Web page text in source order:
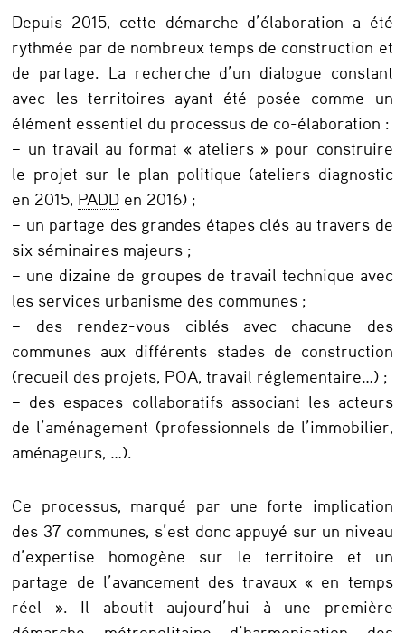
p
e
f
r
a
n
c
h
i
e
p
o
u
r
l
P
L
U
i
Depuis 2015, cette démarche d’élaboration a été
rythmée par de nombreux temps de construction et
de partage. La recherche d’un dialogue constant
avec les territoires ayant été posée comme un
élément essentiel du processus de co-élaboration :
– un travail au format « ateliers » pour construire
le projet sur le plan politique (ateliers diagnostic
en 2015, PADD en 2016) ;
– un partage des grandes étapes clés au travers de
six séminaires majeurs ;
– une dizaine de groupes de travail technique avec
les services urbanisme des communes ;
– des rendez-vous ciblés avec chacune des
communes aux différents stades de construction
(recueil des projets, POA, travail réglementaire…) ;
– des espaces collaboratifs associant les acteurs
de l’aménagement (professionnels de l’immobilier,
aménageurs, …).
Ce processus, marqué par une forte implication
des 37 communes, s’est donc appuyé sur un niveau
d’expertise homogène sur le territoire et un
partage de l’avancement des travaux « en temps
réel ». Il aboutit aujourd’hui à une première